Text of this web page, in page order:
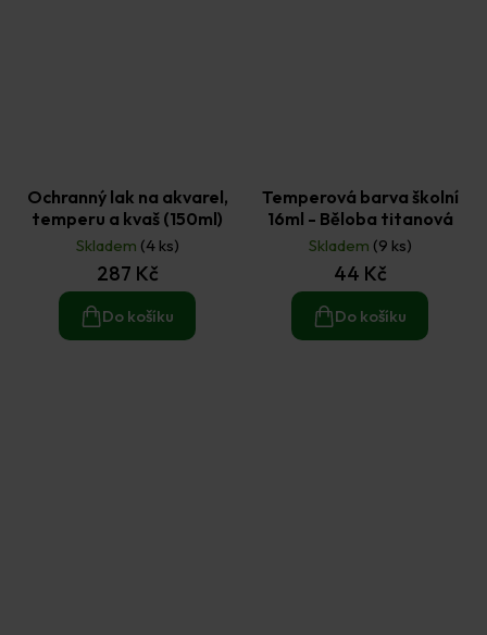
Ochranný lak na akvarel,
temperu a kvaš (150ml)
Skladem (4 ks)
287 Kč
Do košíku
Temperová barva školní
16ml - Běloba titanová
Skladem (9 ks)
44 Kč
Do košíku